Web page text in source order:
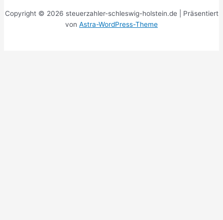
Copyright © 2026 steuerzahler-schleswig-holstein.de | Präsentiert
von Astra-WordPress-Theme